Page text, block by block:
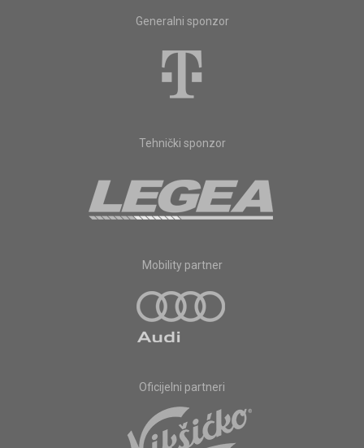
Generalni sponzor
Tehnički sponzor
Mobility partner
Oficijelni partneri